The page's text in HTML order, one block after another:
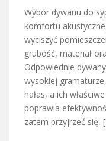
Wybór dywanu do
komfortu
wyciszyć
grubość, materiał
Odpowiednie
wysokiej
hałas, a ich
poprawia
zatem przyjrzeć się,